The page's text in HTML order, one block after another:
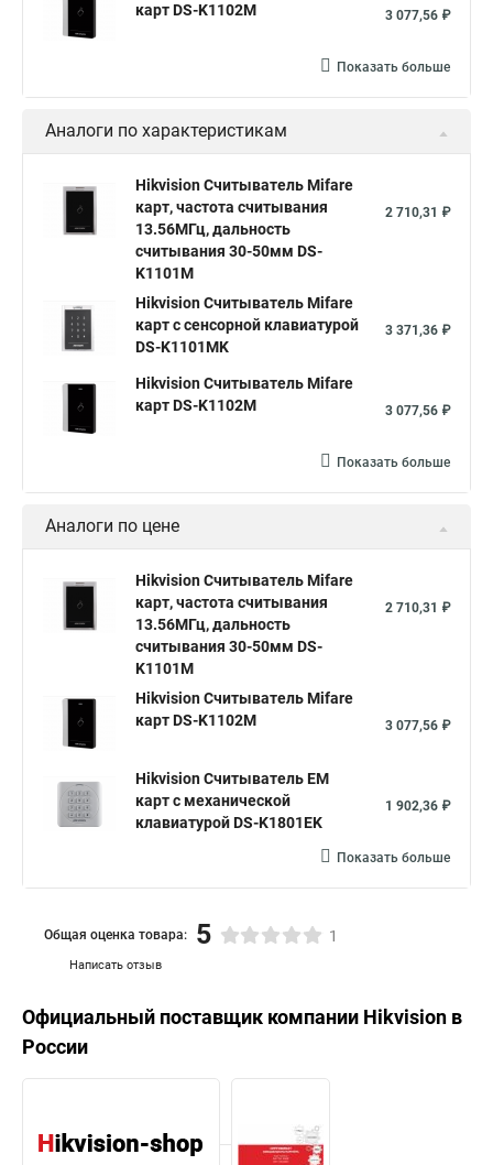
карт DS-K1102M
3 077,56 ₽
Показать больше
Аналоги по характеристикам
Hikvision Считыватель Mifare
карт, частота считывания
13.56МГц, дальность
считывания 30-50мм DS-
K1101M
2 710,31 ₽
Hikvision Считыватель Mifare
карт с сенсорной клавиатурой
DS-K1101MK
3 371,36 ₽
Hikvision Считыватель Mifare
карт DS-K1102M
3 077,56 ₽
Показать больше
Аналоги по цене
Hikvision Считыватель Mifare
карт, частота считывания
13.56МГц, дальность
считывания 30-50мм DS-
K1101M
2 710,31 ₽
Hikvision Считыватель Mifare
карт DS-K1102M
3 077,56 ₽
Hikvision Считыватель EM
карт с механической
клавиатурой DS-K1801EK
1 902,36 ₽
Показать больше
Написать отзыв
Общая оценка товара: 5 1
Официальный поставщик компании Hikvision в
России